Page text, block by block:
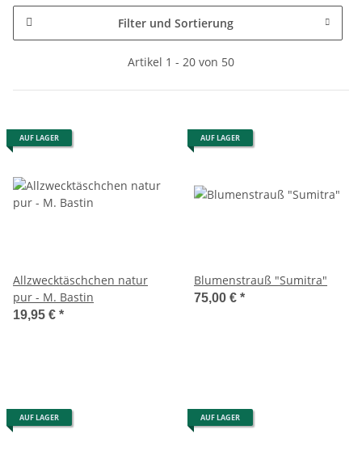
Filter und Sortierung
Artikel 1 - 20 von 50
AUF LAGER
Allzwecktäschchen natur
pur - M. Bastin
19,95 € *
AUF LAGER
Blumenstrauß "Sumitra"
75,00 € *
AUF LAGER AUF LAGER